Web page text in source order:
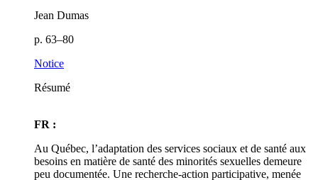
Jean Dumas
p. 63–80
Notice
Résumé
FR :
Au Québec, l’adaptation des services sociaux et de santé aux
besoins en matière de santé des minorités sexuelles demeure
peu documentée. Une recherche-action participative, menée